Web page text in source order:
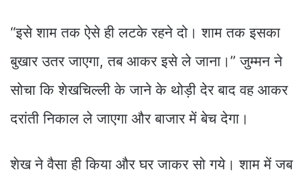
“इसे शाम तक ऐसे ही लटके रहने दो। शाम तक इसका
बुखार उतर जाएगा, तब आकर इसे ले जाना।” जुम्मन ने
सोचा कि शेखचिल्ली के जाने के थोड़ी देर बाद वह आकर
दरांती निकाल ले जाएगा और बाजार में बेच देगा।
शेख ने वैसा ही किया और घर जाकर सो गये। शाम में जब